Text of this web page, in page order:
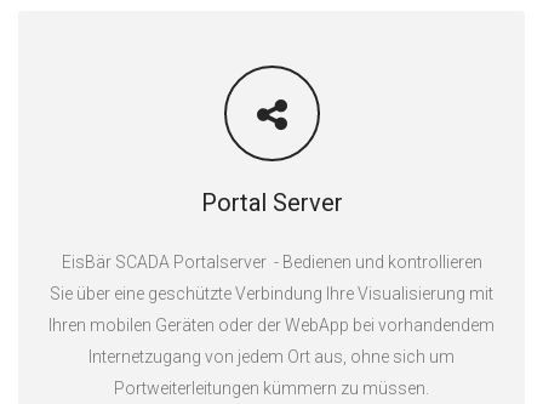
Portal Server
EisBär SCADA Portalserver - Bedienen und kontrollieren
Sie über eine geschützte Verbindung Ihre Visualisierung mit
Ihren mobilen Geräten oder der WebApp bei vorhandendem
Internetzugang von jedem Ort aus, ohne sich um
Portweiterleitungen kümmern zu müssen.